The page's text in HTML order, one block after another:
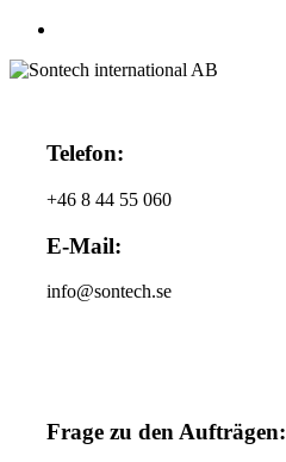
Telefon:
+46 8 44 55 060
E-Mail:
info@sontech.se
Frage zu den Aufträgen: